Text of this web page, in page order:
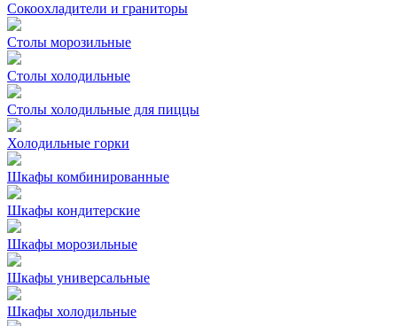
Сокоохладители и граниторы
Столы морозильные
Столы холодильные
Столы холодильные для пиццы
Холодильные горки
Шкафы комбинированные
Шкафы кондитерские
Шкафы морозильные
Шкафы универсальные
Шкафы холодильные